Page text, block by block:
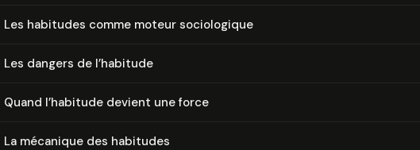
Les habitudes comme moteur so­cio­lo­gique
Les dangers de l’habitude
Quand l’habitude devient une force
La mécanique des habitudes